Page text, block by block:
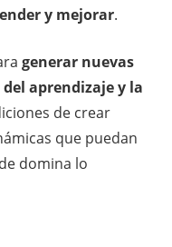
y mejorar.
generar nuevas
aprendizaje y la
de crear
que puedan
domina lo